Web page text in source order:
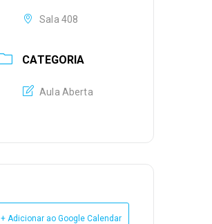
Sala 408
CATEGORIA
Aula Aberta
+ Adicionar ao Google Calendar